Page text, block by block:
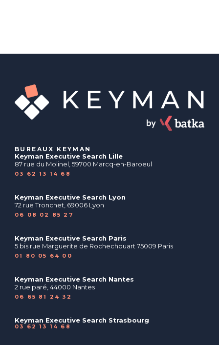
BUREAUX KEYMAN
Keyman Executive Search Lille
87 rue du Molinel, 59700 Marcq-en-Baroeul
03 62 13 14 68
Keyman Executive Search Lyon
72 rue Tronchet, 69006 Lyon
06 08 02 85 27
Keyman Executive Search Paris
5 bis rue Marguerite de Rochechouart 75009 Paris
01 80 05 64 00
Keyman Executive Search Nantes
2 rue paré, 44000 Nantes
06 65 81 24 32
Keyman Executive Search Strasbourg
03 62 13 14 68